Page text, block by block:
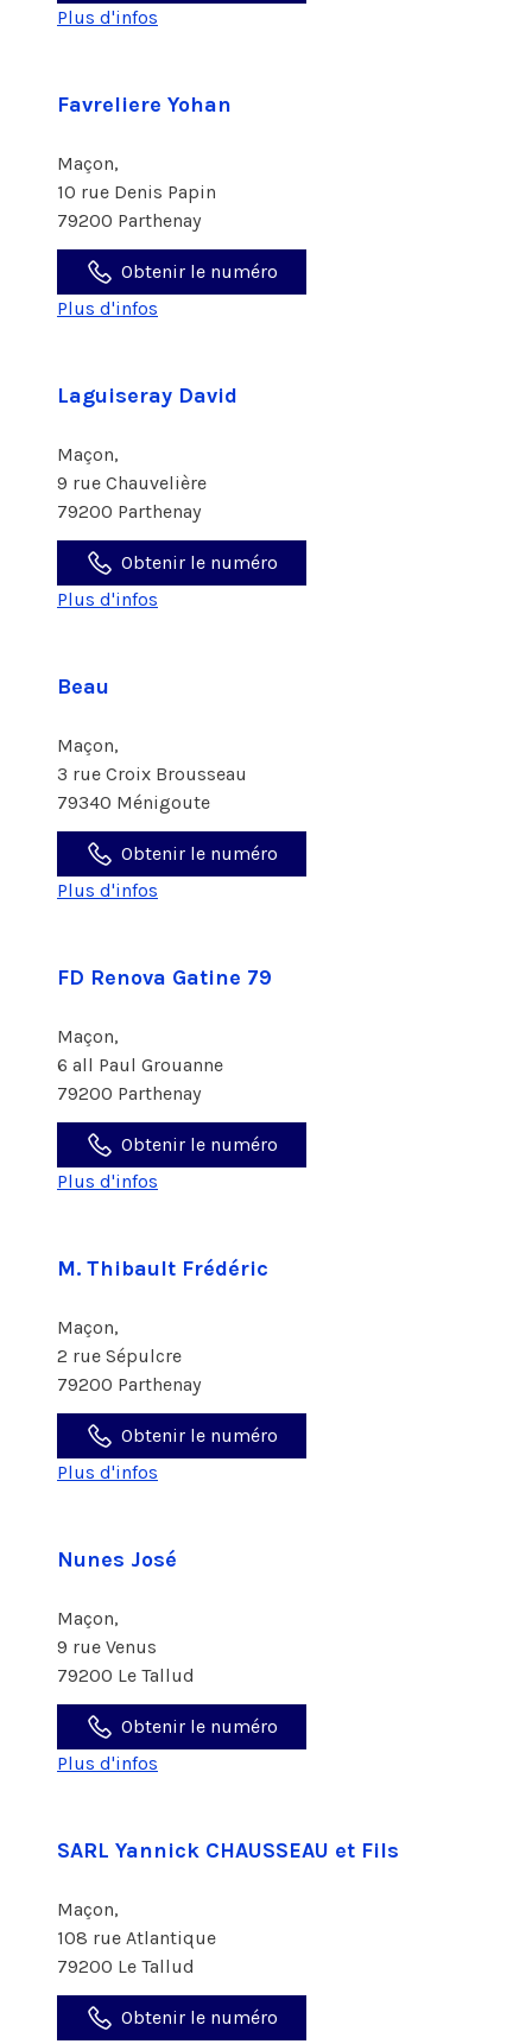
Plus d'infos
Favreliere Yohan
Maçon,
10 rue Denis Papin
79200 Parthenay
Obtenir le numéro
Plus d'infos
Laguiseray David
Maçon,
9 rue Chauvelière
79200 Parthenay
Obtenir le numéro
Plus d'infos
Beau
Maçon,
3 rue Croix Brousseau
79340 Ménigoute
Obtenir le numéro
Plus d'infos
FD Renova Gatine 79
Maçon,
6 all Paul Grouanne
79200 Parthenay
Obtenir le numéro
Plus d'infos
M. Thibault Frédéric
Maçon,
2 rue Sépulcre
79200 Parthenay
Obtenir le numéro
Plus d'infos
Nunes José
Maçon,
9 rue Venus
79200 Le Tallud
Obtenir le numéro
Plus d'infos
SARL Yannick CHAUSSEAU et Fils
Maçon,
108 rue Atlantique
79200 Le Tallud
Obtenir le numéro